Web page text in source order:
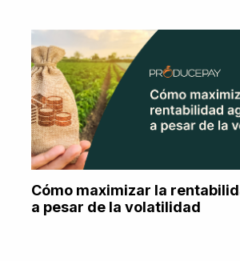
Cómo maximizar la
a pesar de la volatilidad